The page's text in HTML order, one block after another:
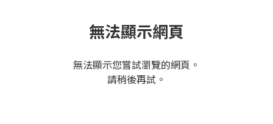
無法顯示網頁
無法顯示您嘗試瀏覽的網頁。
請稍後再試。